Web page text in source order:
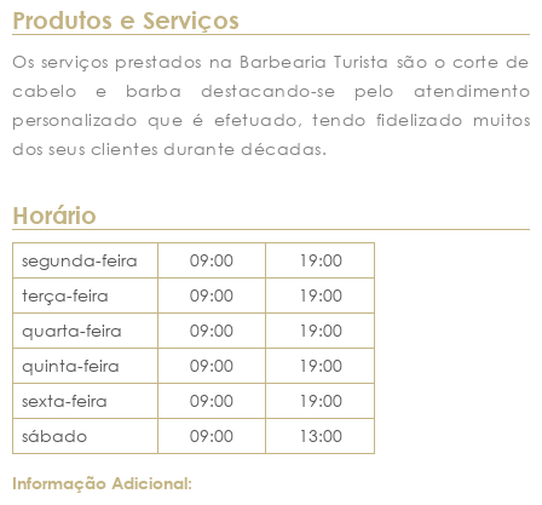
Produtos e Serviços
Os serviços prestados na Barbearia Turista são o corte de
cabelo e barba destacando-se pelo atendimento
personalizado que é efetuado, tendo fidelizado muitos
dos seus clientes durante décadas.
Horário
segunda-feira 09:00
19:00
terça-feira
09:00
19:00
quarta-feira
09:00
19:00
quinta-feira
09:00
19:00
sexta-feira
09:00
19:00
sábado
09:00 13:00
Informação Adicional: